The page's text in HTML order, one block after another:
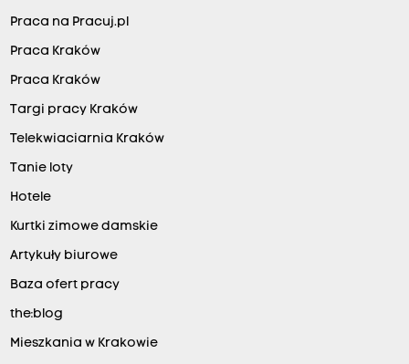
Praca na Pracuj.pl
Praca Kraków
Praca Kraków
Targi pracy Kraków
Telekwiaciarnia Kraków
Tanie loty
Hotele
Kurtki zimowe damskie
Artykuły biurowe
Baza ofert pracy
the:blog
Mieszkania w Krakowie